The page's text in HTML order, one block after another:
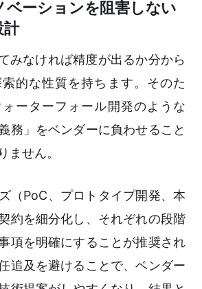
ベーションを阻害しない
計
みなければ精度が出るか分から
的な性質を持ちます。そのた
ーターフォール開発のような
務」をベンダーに負わせること
ません。
（PoC、プロトタイプ開発、本
約を細分化し、それぞれの段階
項を明確にすることが推奨され
追及を避けることで、ベンダー